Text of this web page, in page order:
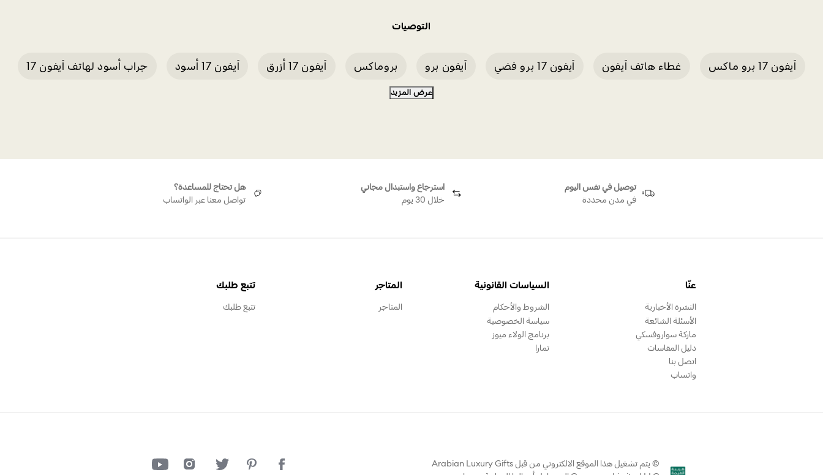
التوصيات
آيفون 17 برو ماكس غطاء هاتف آيفون آيفون 17 برو فضي آيفون برو بروماكس آيفون 17 أزرق آيفون 17 أسود جراب أسود لهاتف آيفون 17
عرض المزيد
توصيل في نفس اليوم
في مدن محددة
استرجاع واستبدال مجاني
خلال 30 يوم
هل تحتاج للمساعدة؟
تواصل معنا عبر الواتساب
عنّا
النشرة الأخبارية
الأسئلة الشائعة
ماركة سواروفسكي
دليل المقاسات
اتصل بنا
واتساب
السياسات القانونية
الشروط والأحكام
سياسة الخصوصية
برنامج الولاء ميوز
تمارا
المتاجر
المتاجر
تتبع طلبك
تتبع طلبك
© يتم تشغيل هذا الموقع الالكتروني من قبل Arabian Luxury Gifts